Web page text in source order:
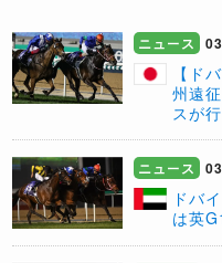
ニュース
【ド
州遠
スが
ニュース
ドバ
は英